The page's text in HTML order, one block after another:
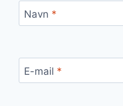
Navn *
E-mail *